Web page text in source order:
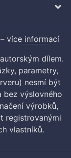
více informací
dílem.
parametry,
nesmí být
bez výslovného
výrobků,
registrovanými
vlastníků.